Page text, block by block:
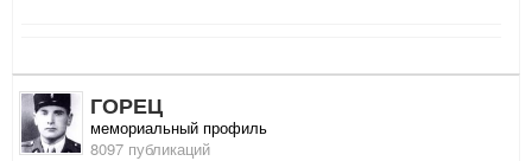
ГОРЕЦ
мемориальный профиль
8097 публикаций